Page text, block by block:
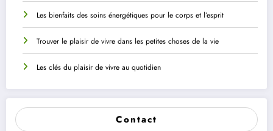
Les bienfaits des soins énergétiques pour le corps et l’esprit
Trouver le plaisir de vivre dans les petites choses de la vie
Les clés du plaisir de vivre au quotidien
Contact